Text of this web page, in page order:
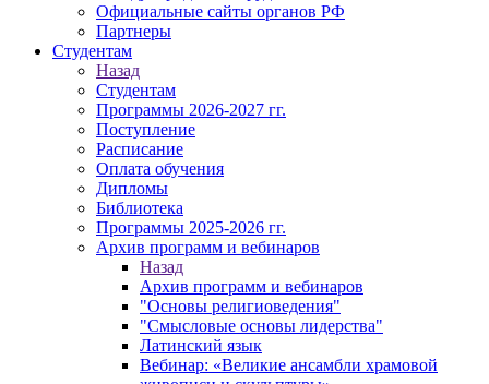
Официальные сайты органов РФ
Партнеры
Студентам
Назад
Студентам
Программы 2026-2027 гг.
Поступление
Расписание
Оплата обучения
Дипломы
Библиотека
Программы 2025-2026 гг.
Архив программ и вебинаров
Назад
Архив программ и вебинаров
"Основы религиоведения"
"Смысловые основы лидерства"
Латинский язык
Вебинар: «Великие ансамбли храмовой